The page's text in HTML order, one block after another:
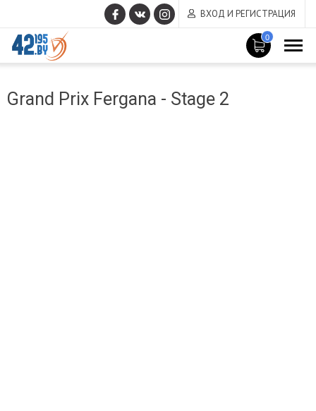
ВХОД И РЕГИСТРАЦИЯ
0
MAIN
CONTENT
14,
Grand Prix Fergana - Stage 2